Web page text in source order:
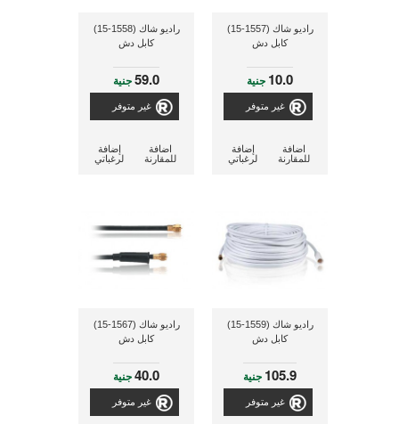
راديو شاك (1557-15)
كابل دش
10.0 جنية
غير متوفر
إضافة
لرغباتي
اضافة
للمقارنة
راديو شاك (1558-15)
كابل دش
59.0جنية
غير متوفر
إضافة
لرغباتي
اضافة
للمقارنة
راديو شاك (1559-15)
كابل دش
105.9 جنية
غير متوفر
راديو شاك (1567-15)
كابل دش
40.0جنية
غير متوفر